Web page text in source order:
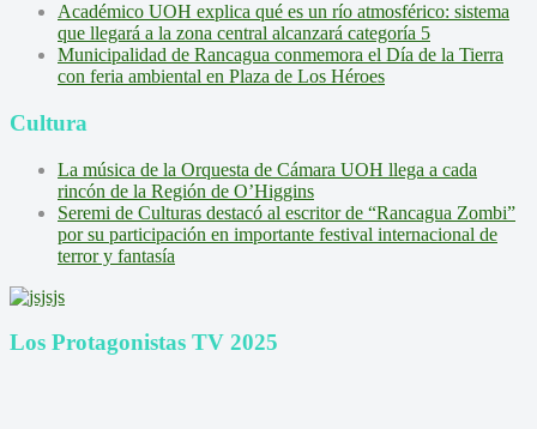
Académico UOH explica qué es un río atmosférico: sistema
que llegará a la zona central alcanzará categoría 5
Municipalidad de Rancagua conmemora el Día de la Tierra
con feria ambiental en Plaza de Los Héroes
Cultura
La música de la Orquesta de Cámara UOH llega a cada
rincón de la Región de O’Higgins
Seremi de Culturas destacó al escritor de “Rancagua Zombi”
por su participación en importante festival internacional de
terror y fantasía
Los Protagonistas TV 2025